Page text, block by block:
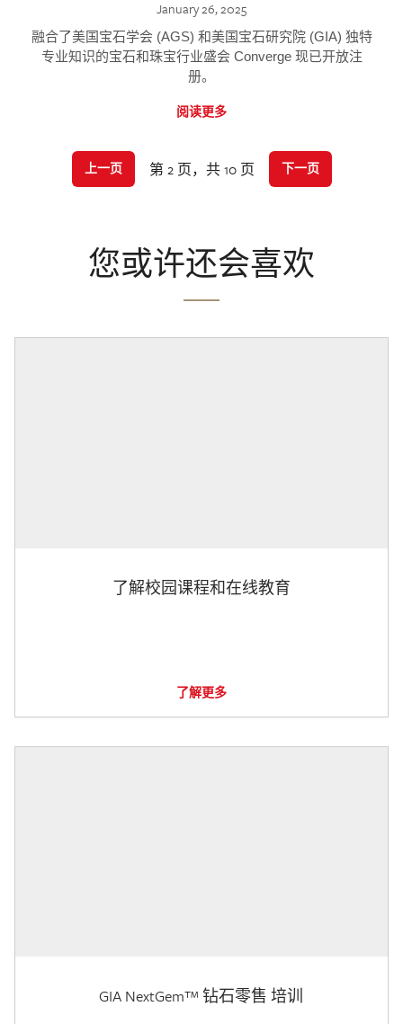
January 26, 2025
融合了美国宝石学会 (AGS) 和美国宝石研究院 (GIA) 独特
专业知识的宝石和珠宝行业盛会 Converge 现已开放注
册。
阅读更多
上一页 第 2 页，共 10 页 下一页
您或许还会喜欢
了解校园课程和在线教育
了解更多
GIA NextGem™ 钻石零售 培训